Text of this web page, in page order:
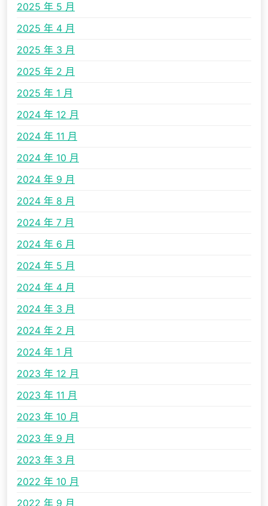
2025 年 5 月
2025 年 4 月
2025 年 3 月
2025 年 2 月
2025 年 1 月
2024 年 12 月
2024 年 11 月
2024 年 10 月
2024 年 9 月
2024 年 8 月
2024 年 7 月
2024 年 6 月
2024 年 5 月
2024 年 4 月
2024 年 3 月
2024 年 2 月
2024 年 1 月
2023 年 12 月
2023 年 11 月
2023 年 10 月
2023 年 9 月
2023 年 3 月
2022 年 10 月
2022 年 9 月